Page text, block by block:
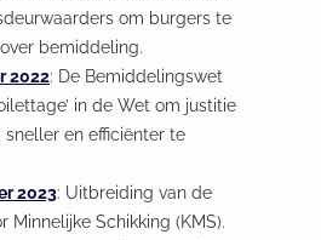
i
d
o
w
t
a
b
/
w
n
d
a
n
e
w
t
b
/
e
n
s
i
n
n
e
om burgers te
bemiddeling.
2022(
O
p
n
s
: De Bemiddelingswet
in de Wet om justitie
sneller en efficiënter te
2023(
O
: Uitbreiding van de
Minnelijke Schikking (KMS).